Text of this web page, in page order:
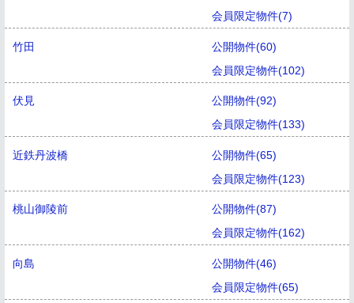
会員限定物件(7)
竹田
公開物件(60)
会員限定物件(102)
伏見
公開物件(92)
会員限定物件(133)
近鉄丹波橋
公開物件(65)
会員限定物件(123)
桃山御陵前
公開物件(87)
会員限定物件(162)
向島
公開物件(46)
会員限定物件(65)